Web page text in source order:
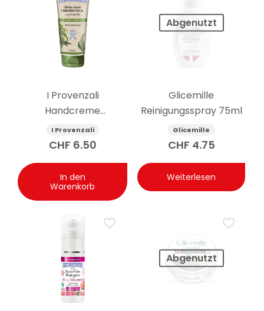
I Provenzali
Handcreme
empfindliche Haut
Olive 75 ml
I Provenzali
CHF 6.50
In den
Warenkorb
Abgenutzt
Glicemille
Reinigungsspray 75ml
Glicemille
CHF 4.75
Weiterlesen
Abgenutzt